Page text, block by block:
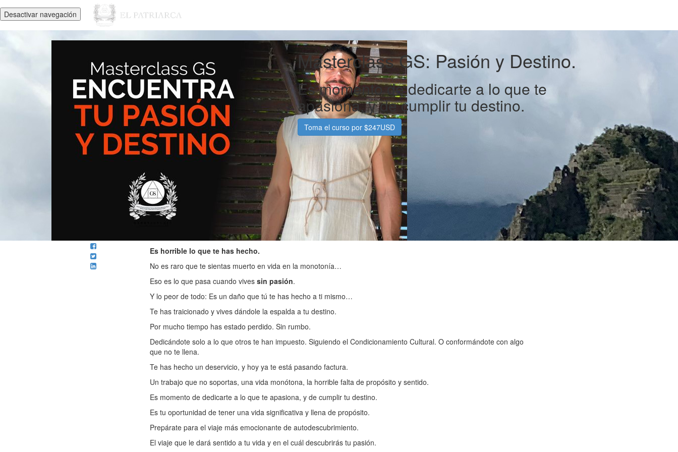
Desactivar navegación
Masterclass GS: Pasión y Destino.
Es momento de dedicarte a lo que te
apasiona, y de cumplir tu destino.
Toma el curso por $247USD
Es horrible lo que te has hecho.
No es raro que te sientas muerto en vida en la monotonía…
Eso es lo que pasa cuando vives sin pasión.
Y lo peor de todo: Es un daño que tú te has hecho a ti mismo…
Te has traicionado y vives dándole la espalda a tu destino.
Por mucho tiempo has estado perdido. Sin rumbo.
Dedicándote solo a lo que otros te han impuesto. Siguiendo el Condicionamiento Cultural. O conformándote con algo
que no te llena.
Te has hecho un deservicio, y hoy ya te está pasando factura.
Un trabajo que no soportas, una vida monótona, la horrible falta de propósito y sentido.
Es momento de dedicarte a lo que te apasiona, y de cumplir tu destino.
Es tu oportunidad de tener una vida significativa y llena de propósito.
Prepárate para el viaje más emocionante de autodescubrimiento.
El viaje que le dará sentido a tu vida y en el cuál descubrirás tu pasión.